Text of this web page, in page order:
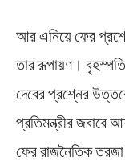
আর এনিয়ে ফের
তার রূপায়ণ।
দেবের প্রশ্নের
প্রতিমন্ত্রীর জবাবে
ফের রাজনৈতিক তরজা